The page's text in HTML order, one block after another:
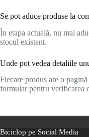
Se pot aduce produse la
În etapa actuală, nu mai
stocul existent.
Unde pot vedea detaliile
Fiecare produs are o
formular pentru verificarea
Biciclop pe Social Media